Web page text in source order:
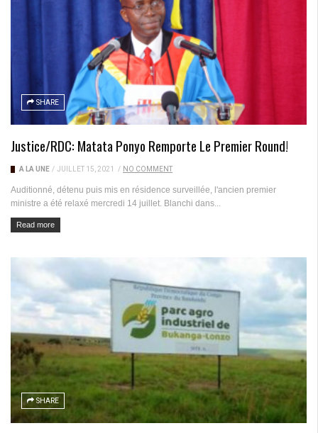
SHARE
Justice/RDC: Matata Ponyo Remporte Le Premier Round!
A LA UNE / JUILLET 15, 2021 / NO COMMENT
Auditionné, détenu puis mis en résidence surveillée, l'ancien premier
ministre a été relaxé mercredi 14 juillet. Blanchi dans...
Read more
SHARE